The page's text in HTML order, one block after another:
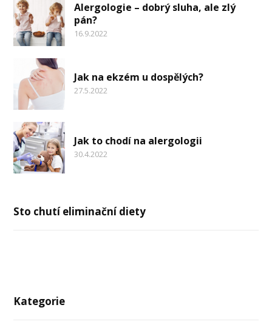
Alergologie – dobrý sluha, ale zlý
pán?
16.9.2022
Jak na ekzém u dospělých?
27.5.2022
Jak to chodí na alergologii
30.4.2022
Sto chutí eliminační diety
Kategorie